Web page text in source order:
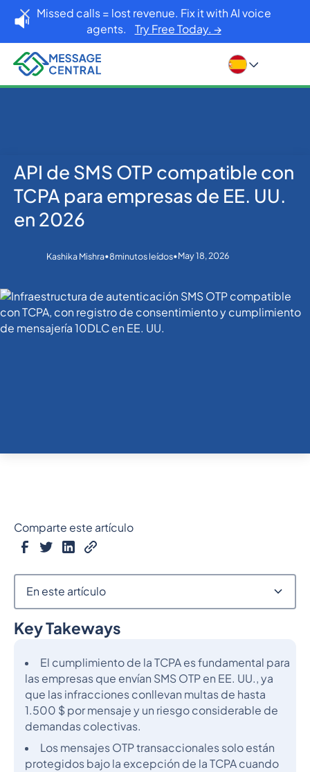
Missed calls = lost revenue. Fix it with AI voice
agents. Try Free Today. →
Inicio Blog
OTP SMS Verification
API de SMS OTP compatible con TCPA para
empresas de EE. UU. en 2026
API de SMS OTP compatible con
TCPA para empresas de EE. UU.
en 2026
Kashika Mishra•8minutos leídos•May 18, 2026
Key Takeways
El cumplimiento de la TCPA es fundamental para
las empresas que envían SMS OTP en EE. UU., ya
que las infracciones conllevan multas de hasta
1.500 $ por mensaje y un riesgo considerable de
demandas colectivas.
Los mensajes OTP transaccionales solo están
protegidos bajo la excepción de la TCPA cuando
Comparte este artículo
En este artículo
Epígrafe 2